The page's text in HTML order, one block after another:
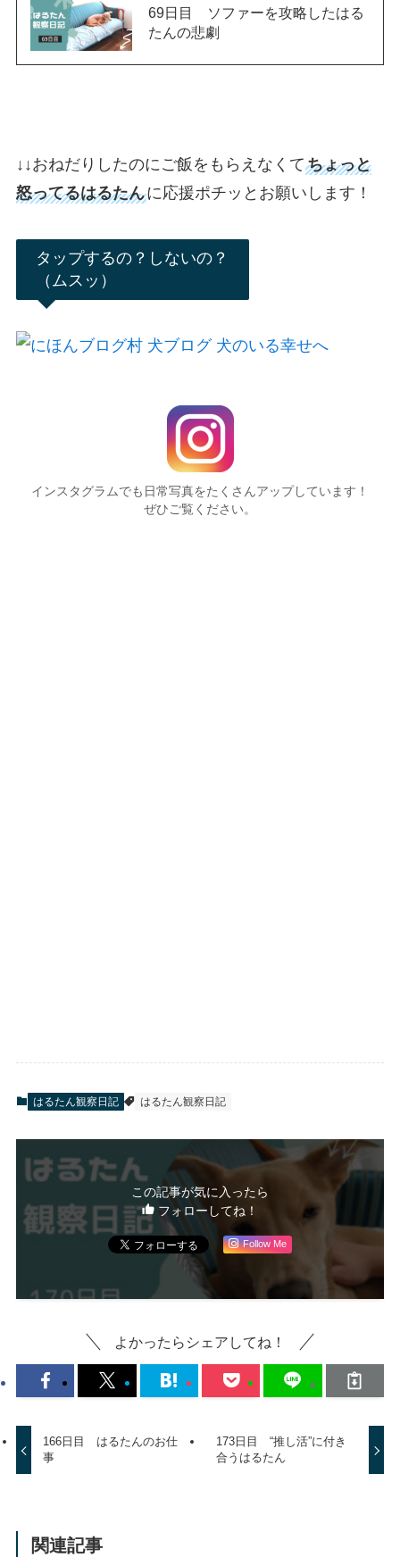
69日目 ソファーを攻略したはる
たんの悲劇
↓ ↓おねだりしたのにご飯をもらえなくてちょっと
怒ってるはるたんに応援ポチッとお願いします！
タップするの？しないの？
（ムスッ）
インスタグラムでも日常写真をたくさんアップしています！
ぜひご覧ください。
はるたん観察日記 はるたん観察日記
この記事が気に入ったら
フォローしてね！
Follow Me
よかったらシェアしてね！
166日目 はるたんのお仕
事
173日目 “推し活”に付き
合うはるたん
関連記事